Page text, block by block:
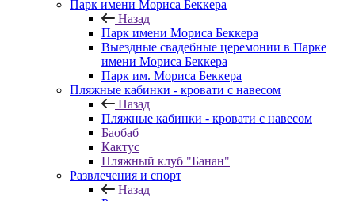
Парк имени Мориса Беккера
Назад
Парк имени Мориса Беккера
Выездные свадебные церемонии в Парке
имени Мориса Беккера
Парк им. Мориса Беккера
Пляжные кабинки - кровати с навесом
Назад
Пляжные кабинки - кровати с навесом
Баобаб
Кактус
Пляжный клуб "Банан"
Развлечения и спорт
Назад